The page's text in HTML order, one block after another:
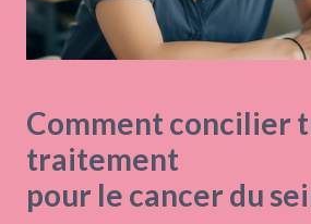
Comment concilier
traitement
pour le cancer du